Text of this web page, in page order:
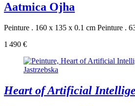
Aatmica Ojha
Peinture . 160 x 135 x 0.1 cm Peinture .
1 490 €
Heart of Artificial